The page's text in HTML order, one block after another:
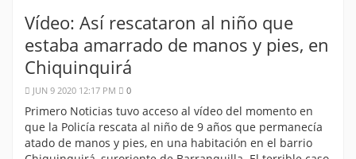
Vídeo: Así rescataron al niño que
estaba amarrado de manos y pies, en
Chiquinquirá
JUN 9 2020 12:17 PM 0
Primero Noticias tuvo acceso al vídeo del momento en
que la Policía rescata al niño de 9 años que permanecía
atado de manos y pies, en una habitación en el barrio